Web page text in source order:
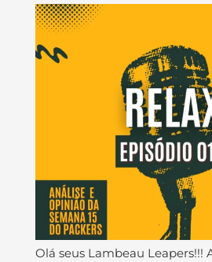
Olá seus Lambeau Leapers!!!